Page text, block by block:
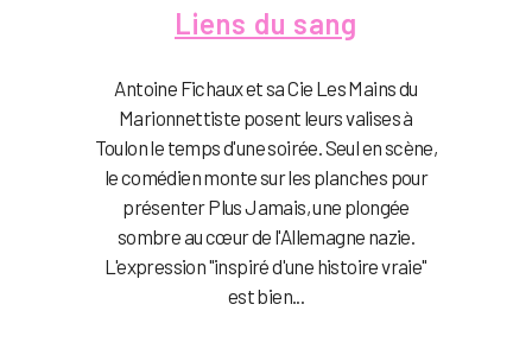
Liens du sang
Antoine Fichaux et sa Cie Les Mains du
Marionnettiste posent leurs valises à
Toulon le temps d'une soirée. Seul en scène,
le comédien monte sur les planches pour
présenter Plus Jamais, une plongée
sombre au cœur de l'Allemagne nazie.
L'expression "inspiré d'une histoire vraie"
est bien...